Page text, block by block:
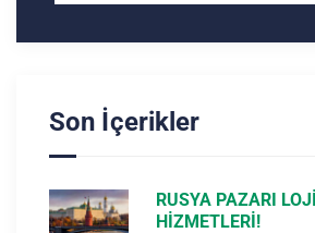
Son İçerikler
RUSYA PAZARI
HIZMETLERI!